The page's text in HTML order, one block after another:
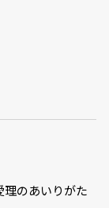
理のあいりがた